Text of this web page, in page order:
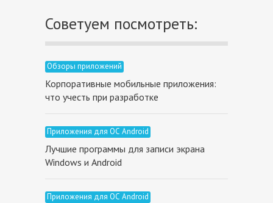
Советуем посмотреть:
Обзоры приложений
Корпоративные мобильные приложения:
что учесть при разработке
Приложения для ОС Android
Лучшие программы для записи экрана
Windows и Android
Приложения для ОС Android